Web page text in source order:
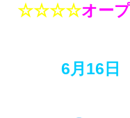
☆☆☆☆オー
6月16 日